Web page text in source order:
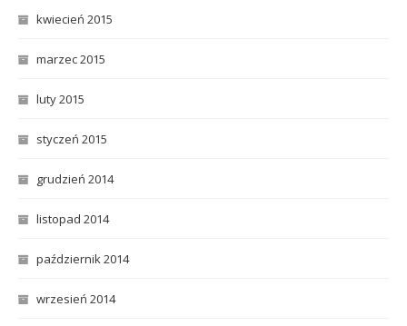
kwiecień 2015
marzec 2015
luty 2015
styczeń 2015
grudzień 2014
listopad 2014
październik 2014
wrzesień 2014